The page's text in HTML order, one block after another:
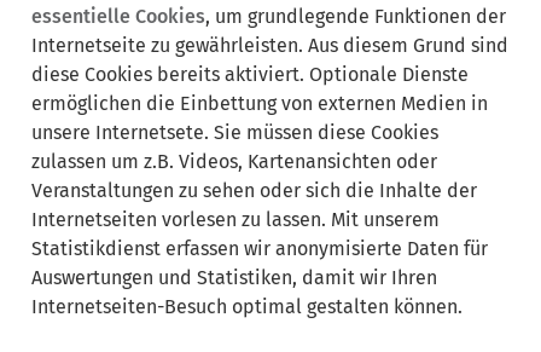
essentielle Cookies, um grundlegende Funktionen der
Internetseite zu gewährleisten. Aus diesem Grund sind
diese Cookies bereits aktiviert. Optionale Dienste
ermöglichen die Einbettung von externen Medien in
unsere Internetsete. Sie müssen diese Cookies
zulassen um z.B. Videos, Kartenansichten oder
Veranstaltungen zu sehen oder sich die Inhalte der
Internetseiten vorlesen zu lassen. Mit unserem
Statistikdienst erfassen wir anonymisierte Daten für
Auswertungen und Statistiken, damit wir Ihren
Internetseiten-Besuch optimal gestalten können.